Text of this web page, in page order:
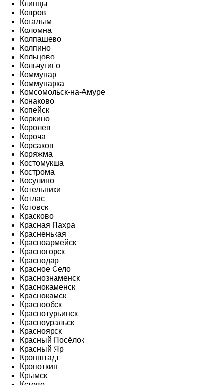
Клинцы
Ковров
Когалым
Коломна
Колпашево
Колпино
Кольцово
Кольчугино
Коммунар
Коммунарка
Комсомольск-на-Амуре
Конаково
Копейск
Коркино
Королев
Короча
Корсаков
Коряжма
Костомукша
Кострома
Косулино
Котельники
Котлас
Котовск
Красково
Красная Пахра
Красненькая
Красноармейск
Красногорск
Краснодар
Красное Село
Краснознаменск
Краснокаменск
Краснокамск
Краснообск
Краснотурьинск
Красноуральск
Красноярск
Красный Посёлок
Красный Яр
Кронштадт
Кропоткин
Крымск